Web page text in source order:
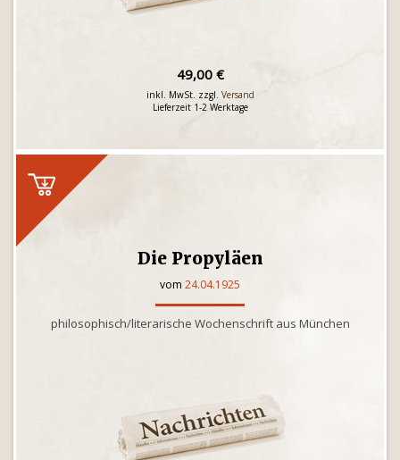
49,00 €
inkl. MwSt. zzgl. Versand
Lieferzeit 1-2 Werktage
Die Propyläen
vom 24.04.1925
philosophisch/literarische Wochenschrift aus München